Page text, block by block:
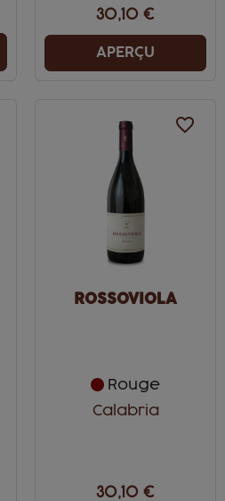
30,10 €
APERÇU
favorite_border
ROSSOVIOLA
Rouge
Calabria
30,10 €